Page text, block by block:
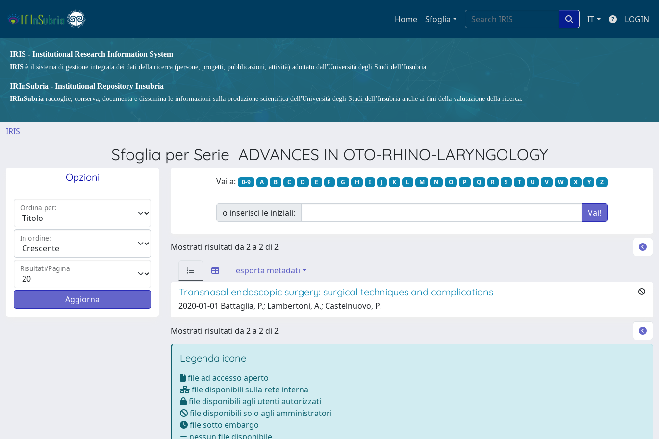
Home Sfoglia IT LOGIN
IRIS - Institutional Research Information System
IRIS è il sistema di gestione integrata dei dati della ricerca (persone, progetti, pubblicazioni, attività) adottato dall'Università degli Studi dell’Insubria.
IRInSubria - Institutional Repository Insubria
IRInSubria raccoglie, conserva, documenta e dissemina le informazioni sulla produzione scientifica dell'Università degli Studi dell’Insubria anche ai fini della valutazione della ricerca.
IRIS
Sfoglia per Serie ADVANCES IN OTO-RHINO-LARYNGOLOGY
Opzioni
Ordina per:
In ordine:
Risultati/Pagina
Vai a: 0-9 A B C D E F G H I J K L M N O P Q R S T U V W X Y Z
o inserisci le iniziali:
Mostrati risultati da 2 a 2 di 2
esporta metadati
Transnasal endoscopic surgery: surgical techniques and complications
2020-01-01 Battaglia, P.; Lambertoni, A.; Castelnuovo, P.
Mostrati risultati da 2 a 2 di 2
Legenda icone
file ad accesso aperto
file disponibili sulla rete interna
file disponibili agli utenti autorizzati
file disponibili solo agli amministratori
file sotto embargo
nessun file disponibile